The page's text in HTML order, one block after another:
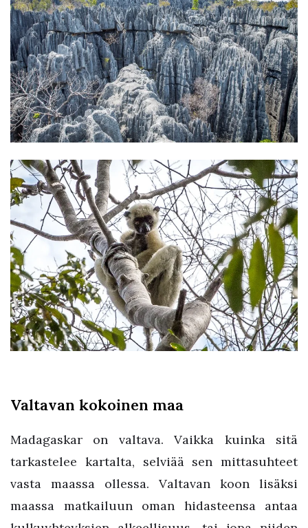
Valtavan kokoinen maa
Madagaskar on valtava. Vaikka kuinka sitä
tarkastelee kartalta, selviää sen mittasuhteet
vasta maassa ollessa. Valtavan koon lisäksi
maassa matkailuun oman hidasteensa antaa